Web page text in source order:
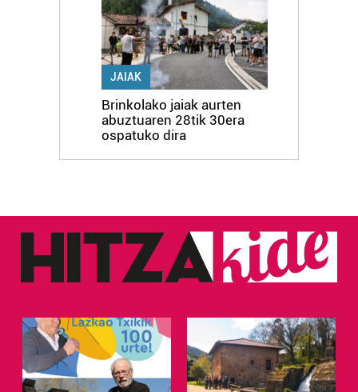
JAIAK
Brinkolako jaiak aurten
abuztuaren 28tik 30era
ospatuko dira